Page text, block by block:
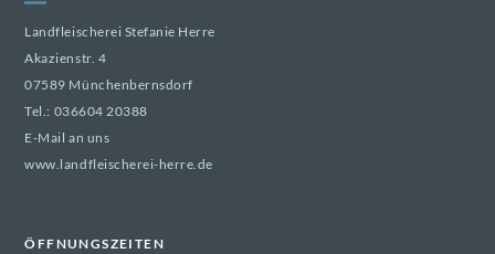
Landfleischerei Stefanie Herre
Akazienstr. 4
07589 Münchenbernsdorf
Tel.: 036604 20388
E-Mail an uns
www.landfleischerei-herre.de
ÖFFNUNGSZEITEN